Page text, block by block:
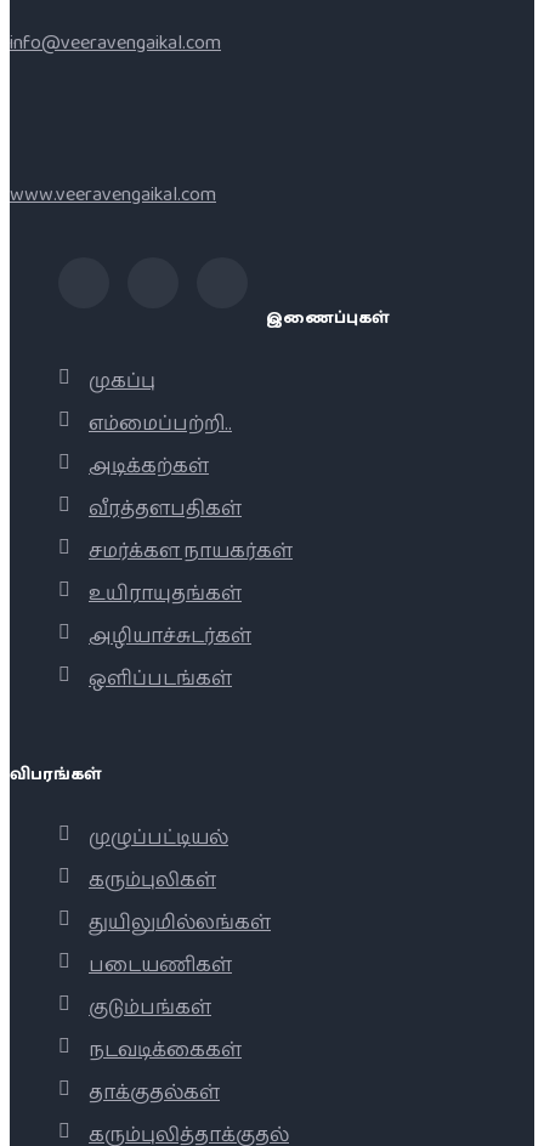
info@veeravengaikal.com
www.veeravengaikal.com
இணைப்புகள்
முகப்பு
எம்மைப்பற்றி..
அடிக்கற்கள்
வீரத்தளபதிகள்
சமர்க்கள நாயகர்கள்
உயிராயுதங்கள்
அழியாச்சுடர்கள்
ஒளிப்படங்கள்
விபரங்கள்
முழுப்பட்டியல்
கரும்புலிகள்
துயிலுமில்லங்கள்
படையணிகள்
குடும்பங்கள்
நடவடிக்கைகள்
தாக்குதல்கள்
கரும்புலித்தாக்குதல்